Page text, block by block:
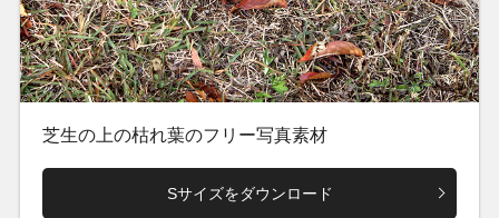
芝生の上の枯れ葉のフリー写真素材
Sサイズをダウンロード